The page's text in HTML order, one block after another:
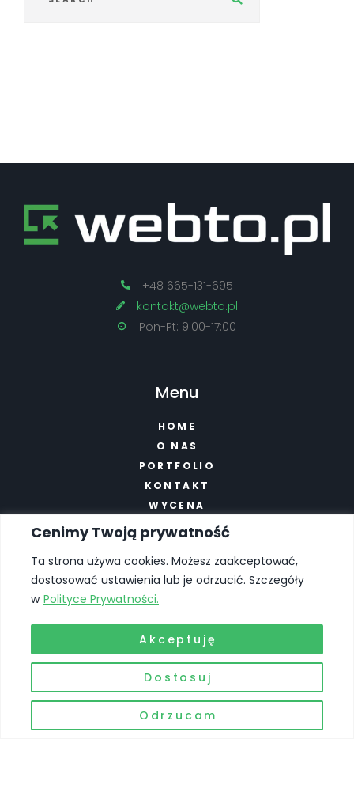
Cenimy Twoją prywatność
Ta strona używa cookies. Możesz zaakceptować,
dostosować ustawienia lub je odrzucić. Szczegóły
w Polityce Prywatności.
Dostosuj
Odrzucam
Akceptuję
+48 665-131-695
kontakt@webto.pl
Pon-Pt: 9:00-17:00
Menu
HOME
O NAS
PORTFOLIO
KONTAKT
WYCENA
POLITYKA PRYWATNOŚCI
Oferta
STRONY INTERNETOWE
SEO I OPTYMALIZACJA
MARKETING ONLINE
PROJEKTY GRAFICZNE
WSPARCIE TECHNICZNE